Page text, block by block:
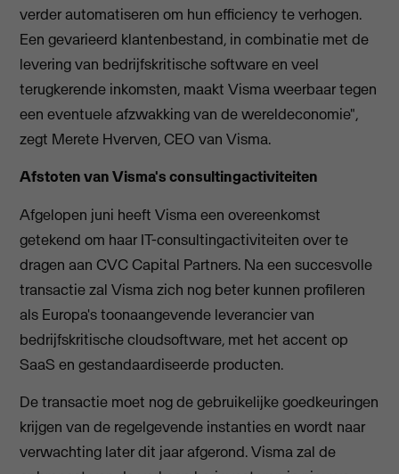
verder automatiseren om hun efficiency te verhogen.
Een gevarieerd klantenbestand, in combinatie met de
levering van bedrijfskritische software en veel
terugkerende inkomsten, maakt Visma weerbaar tegen
een eventuele afzwakking van de wereldeconomie",
zegt Merete Hverven, CEO van Visma.
Afstoten van Visma's consultingactiviteiten
Afgelopen juni heeft Visma een overeenkomst
getekend om haar IT-consultingactiviteiten over te
dragen aan CVC Capital Partners. Na een succesvolle
transactie zal Visma zich nog beter kunnen profileren
als Europa's toonaangevende leverancier van
bedrijfskritische cloudsoftware, met het accent op
SaaS en gestandaardiseerde producten.
De transactie moet nog de gebruikelijke goedkeuringen
krijgen van de regelgevende instanties en wordt naar
verwachting later dit jaar afgerond. Visma zal de